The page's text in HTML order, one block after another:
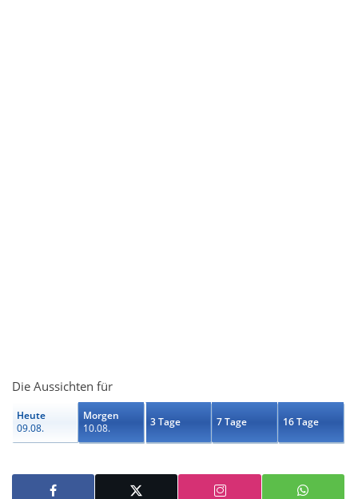
Die Aussichten für
Heute
09.08.
Morgen
10.08.
3 Tage 7 Tage 16 Tage